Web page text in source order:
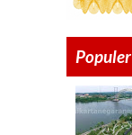
Populer